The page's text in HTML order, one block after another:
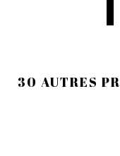
30 AUTRES